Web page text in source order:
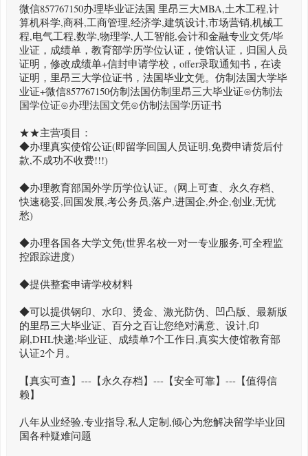
微信857767150办理毕业证法国 里昂三大MBA,土木工程,计
算机科学,商科,工商管理,经济学,建筑设计,市场营销,机械工
程,电气工程,数学,物理学,人工智能,会计和金融专业文凭/毕
业证，成绩单，教育部学历学位认证，使馆认证，归国人员
证明，修改成绩单+信封申请学校，offer录取通知书，在读
证明，里昂三大学位证书，法国毕业文凭。仿制法国大学毕
业证+微信857767150仿制法国仿制里昂三大毕业证⊙仿制法
国学位证⊙办理法国文凭⊙仿制法国学历证书
★★主营项目：
◆办理真实使馆公证(即留学回国人员证明,免费申请货后付
款,不成功不收费!!!)
◆办理教育部国外学历学位认证。(网上可查、永久存档、
快速稳妥,回国发展,考公务员,落户,进国企,外企,创业,无忧
愁)
◆办理各国各大学文凭(世界名校一对一专业服务,可全程监
控跟踪进度)
◆提供整套申请学校材料
◆可以提供钢印、水印、烫金、激光防伪、凹凸版、最新版
的里昂三大毕业证、百分之百让您绝对满意、设计,印
刷,DHL快递;毕业证、成绩单7个工作日,真实大使馆教育部
认证2个月。
【真实可查】---【永久存档】---【安全可靠】---【值得信
赖】
八年从业经验,专业指导,私人定制,倾心为您解决留学毕业回
国各种疑难问题